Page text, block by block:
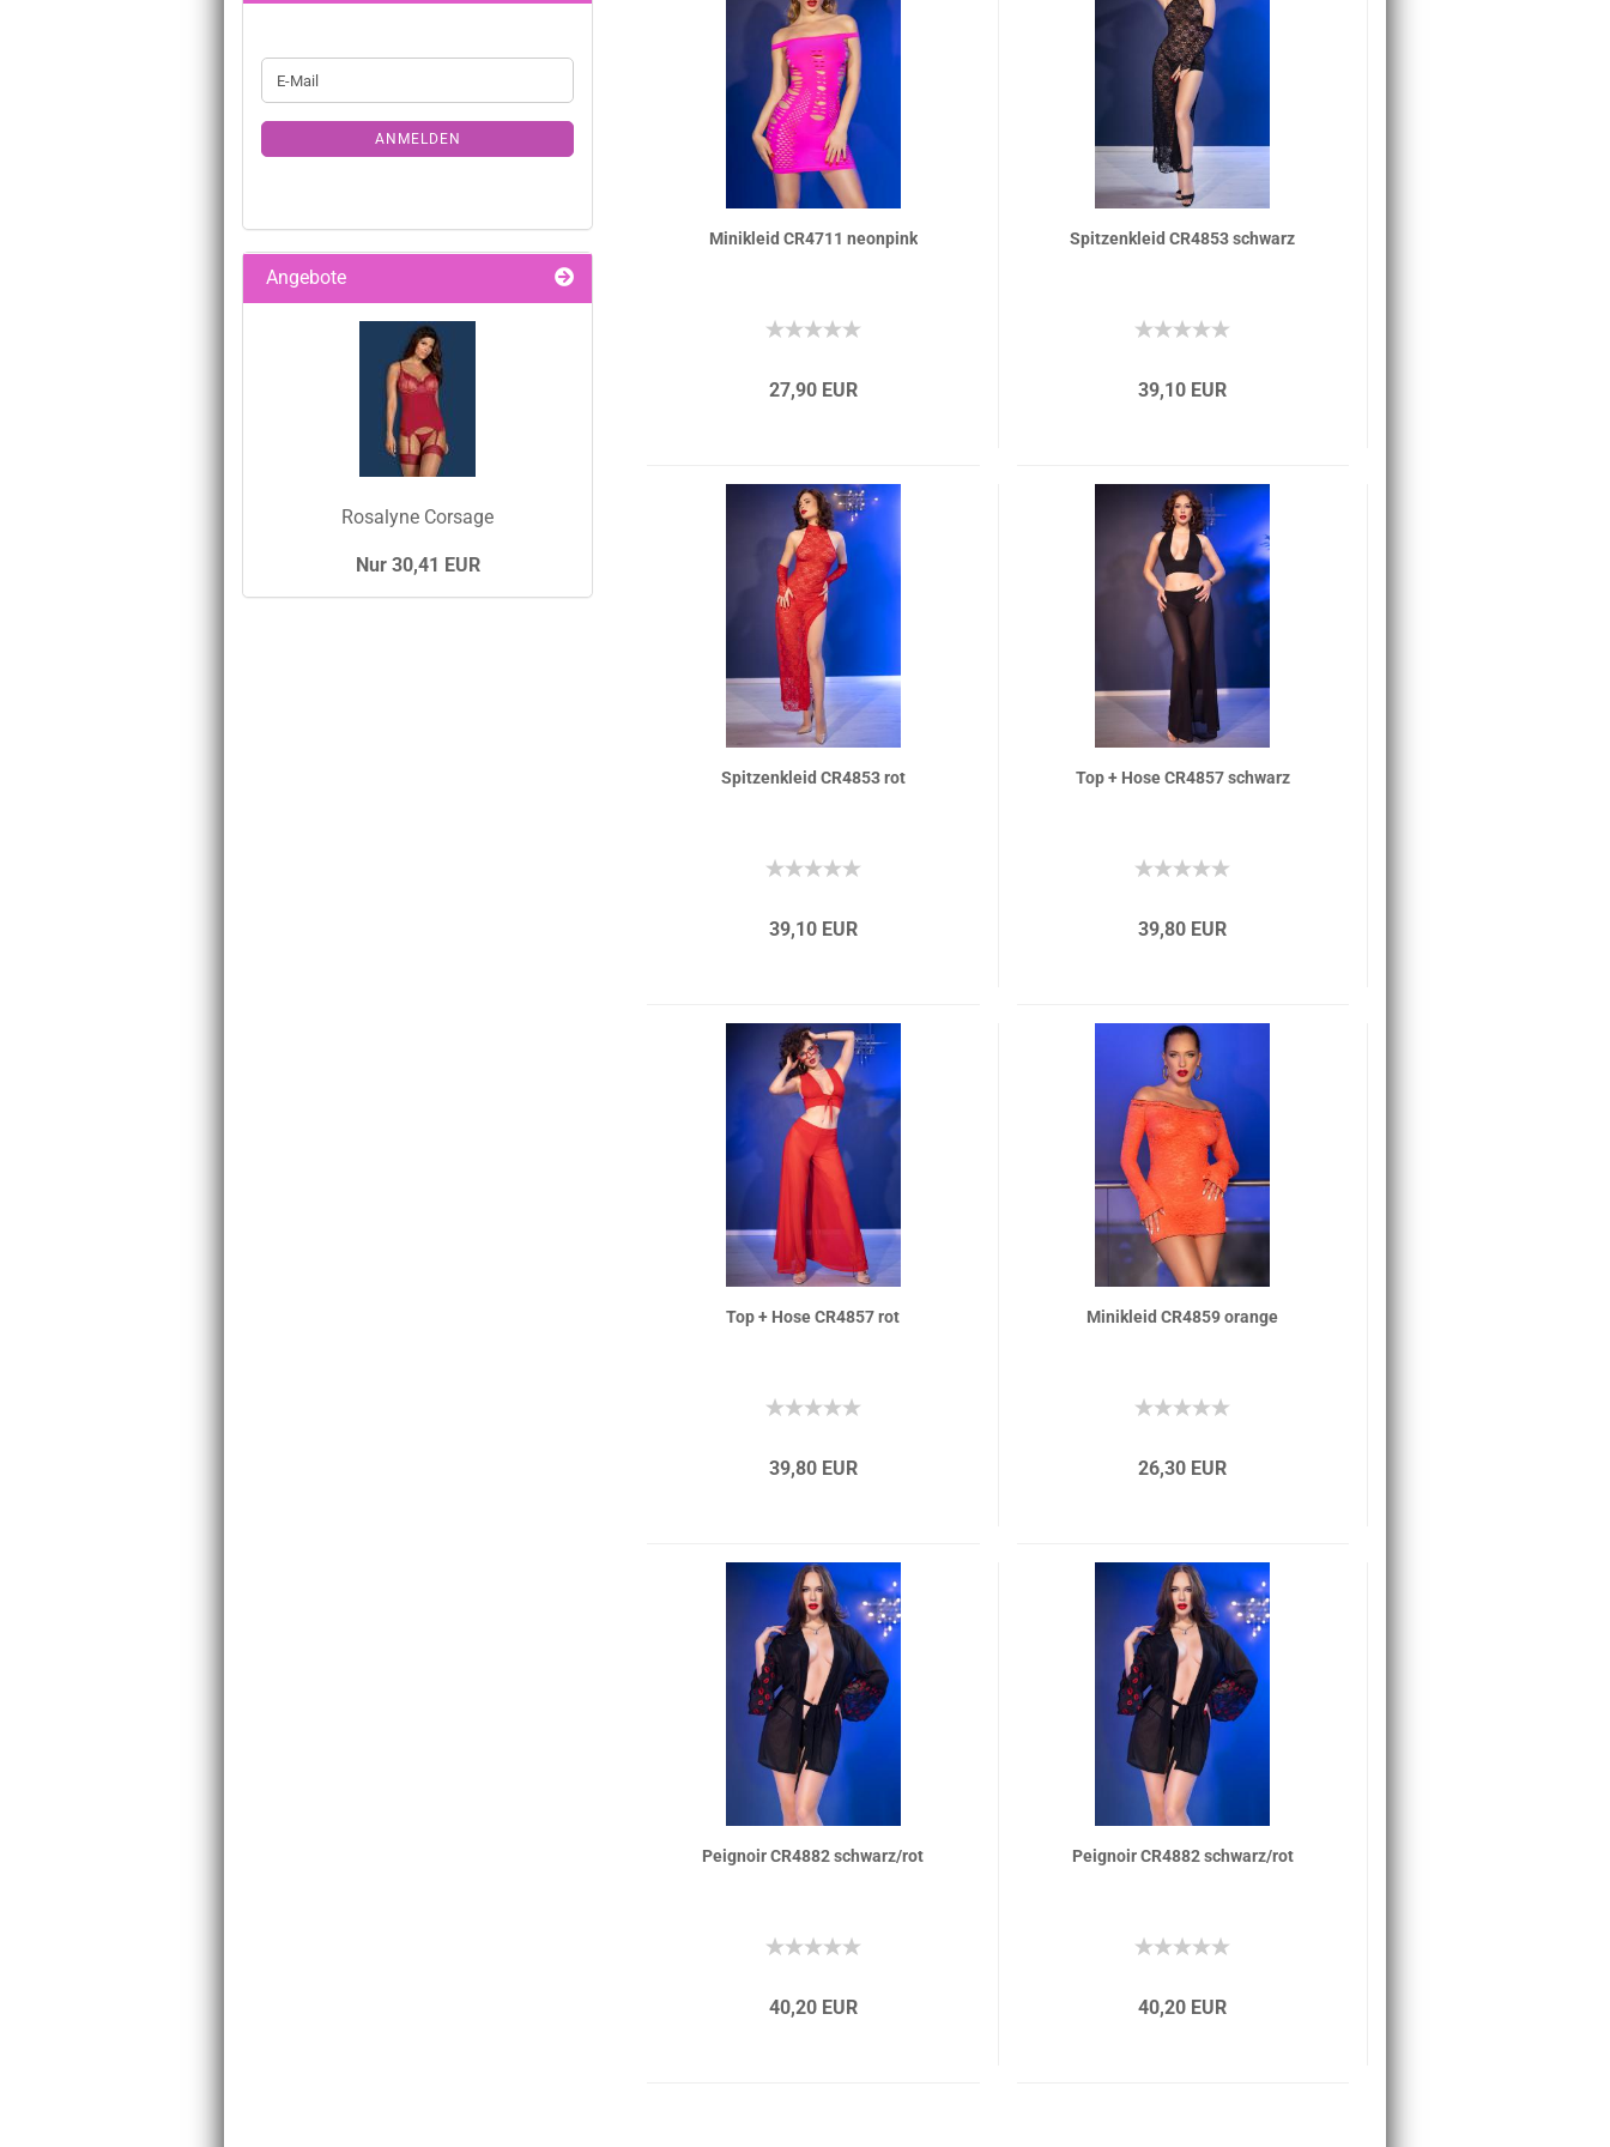
Minikleid CR4711 neonpink
27,90 EUR
Spitzenkleid CR4853 schwarz
39,10 EUR
Spitzenkleid CR4853 rot
39,10 EUR
Top + Hose CR4857 schwarz
39,80 EUR
Top + Hose CR4857 rot
39,80 EUR
Minikleid CR4859 orange
26,30 EUR
Peignoir CR4882 schwarz/rot
40,20 EUR
Peignoir CR4882 schwarz/rot
40,20 EUR
E-
Mail
ANMELDEN
Angebote
Rosalyne Corsage
Nur 30,41 EUR